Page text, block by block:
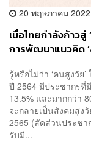
20 พฤษภาคม 2022
เมื่อไทยกำลังก้าว
การพัฒนาแนวคิด
รู้หรือไม่ว่า ‘คนสูงวัย
ปี 2564 มีประชากรที่
13.5% และมากกว่า
จะกลายเป็นสังคมสูง
2565 (สัดส่วนประชา
รับมื...